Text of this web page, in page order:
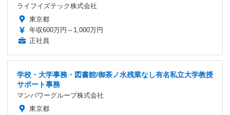
ライフイズテック株式会社
東京都
年収600万円～1,000万円
正社員
学校・大学事務・図書館/御茶ノ水残業なし有名私立大学教授
サポート事務
マンパワーグループ株式会社
東京都